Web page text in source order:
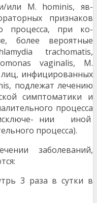
или M. hominis, яв-
признаков
процесса, при ко-
более вероятные
trachomatis,
vaginalis, M.
инфицированных
подлежат лечению
симптоматики и
процесса
нии иной
процесса).
заболеваний,
3 раза в сутки в